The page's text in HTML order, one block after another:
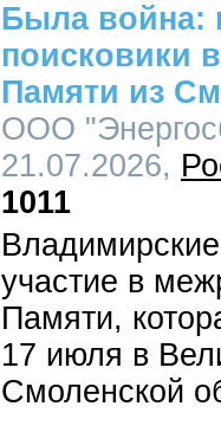
Была война:
поисковики
Памяти из
ООО
21.07.2026,
1011
участие в
Памяти,
17 июля в
Смоленской